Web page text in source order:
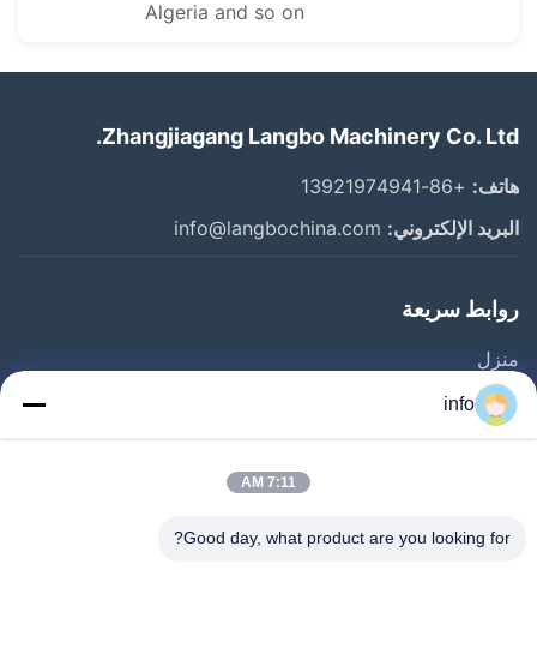
Algeria and so on
Zhangjiagang Langbo Machinery Co. Ltd.
هاتف: +86-13921974941
البريد الإلكتروني:
روابط سريعة
منزل
المنتجات
أشرطة فيديو
جولة في المعمل
info
7:11 AM
Good day, what product are you looking for?